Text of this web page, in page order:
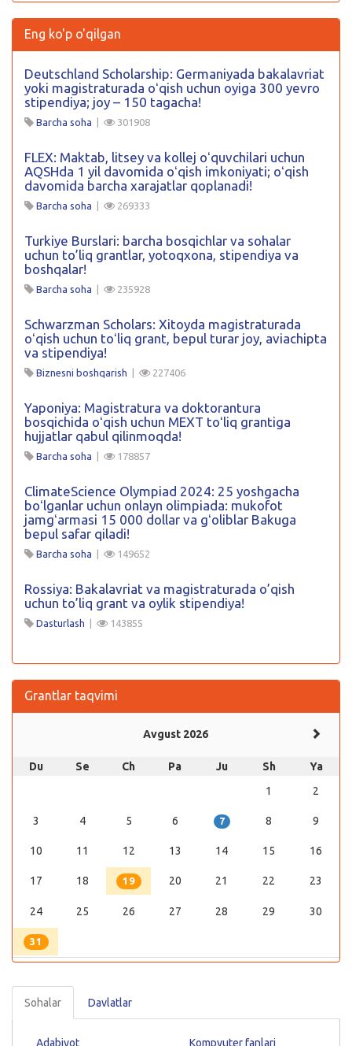
Eng ko'p o'qilgan
Deutschland Scholarship: Germaniyada bakalavriat
yoki magistraturada oʻqish uchun oyiga 300 yevro
stipendiya; joy – 150 tagacha!
Barcha soha | 301908
FLEX: Maktab, litsey va kollej oʻquvchilari uchun
AQSHda 1 yil davomida oʻqish imkoniyati; oʻqish
davomida barcha xarajatlar qoplanadi!
Barcha soha | 269333
Turkiye Burslari: barcha bosqichlar va sohalar
uchun to’liq grantlar, yotoqxona, stipendiya va
boshqalar!
Barcha soha | 235928
Schwarzman Scholars: Xitoyda magistraturada
oʻqish uchun toʻliq grant, bepul turar joy, aviachipta
va stipendiya!
Biznesni boshqarish | 227406
Yaponiya: Magistratura va doktorantura
bosqichida oʻqish uchun MEXT toʻliq grantiga
hujjatlar qabul qilinmoqda!
Barcha soha | 178857
ClimateScience Olympiad 2024: 25 yoshgacha
boʻlganlar uchun onlayn olimpiada: mukofot
jamgʻarmasi 15 000 dollar va gʻoliblar Bakuga
bepul safar qiladi!
Barcha soha | 149652
Rossiya: Bakalavriat va magistraturada o’qish
uchun to’liq grant va oylik stipendiya!
Dasturlash | 143855
Grantlar taqvimi
Avgust 2026
Du Se Ch Pa Ju Sh
Ya
1
2
3 4 5 6 7 8 9
10 11 12 13 14 15 16
17 18 19 20 21 22 23
24 25 26 27 28 29 30
31
Sohalar Davlatlar
Adabiyot Kompyuter fanlari